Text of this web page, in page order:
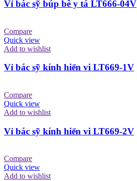
Vỉ bác sỹ búp bê y tá LT666-04V
Compare
Quick view
Add to wishlist
Vỉ bác sỹ kính hiển vi LT669-1V
Compare
Quick view
Add to wishlist
Vỉ bác sỹ kính hiển vi LT669-2V
Compare
Quick view
Add to wishlist